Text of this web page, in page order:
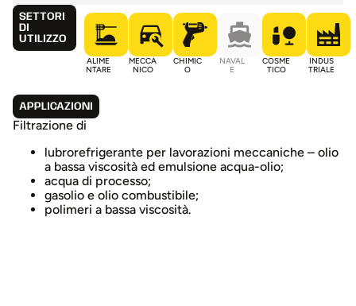
SETTORI
DI
UTILIZZO
ALIME
NTARE
MECCA
NICO
CHIMIC
O
NAVAL
E
COSME
TICO
INDUS
TRIALE
APPLICAZIONI
Filtrazione di
lubrorefrigerante per lavorazioni meccaniche – olio
a bassa viscosità ed emulsione acqua-olio;
acqua di processo;
gasolio e olio combustibile;
polimeri a bassa viscosità.